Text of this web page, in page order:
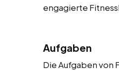
engagierte
Aufgaben
Die Aufgaben von